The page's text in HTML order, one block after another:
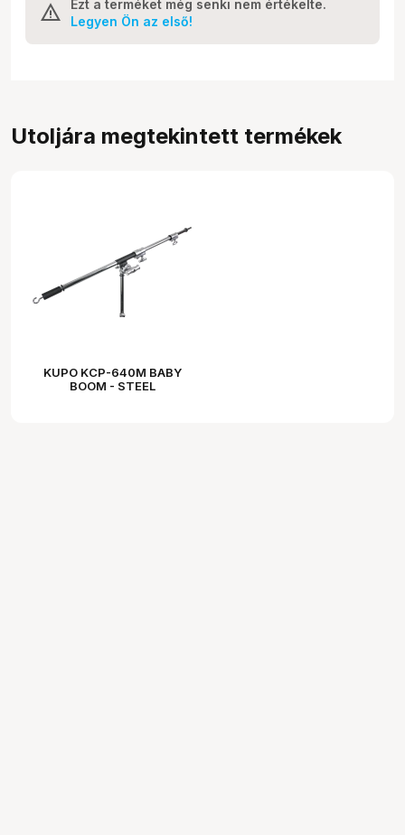
Ezt a terméket még senki nem értékelte.
Legyen Ön az első!
Utoljára megtekintett termékek
KUPO KCP-640M BABY
BOOM - STEEL